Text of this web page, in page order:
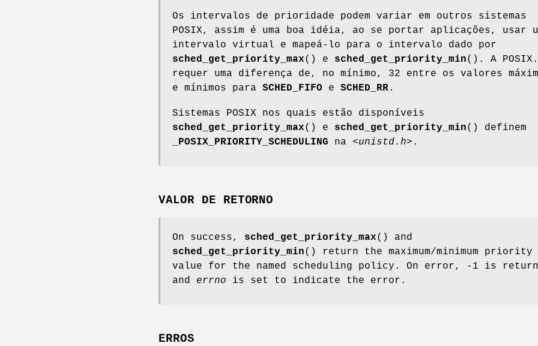
Os intervalos de prioridade podem variar em outros sistemas
POSIX, assim é uma boa idéia, ao se portar aplicações, usar
intervalo virtual e mapeá-lo para o intervalo dado por
sched_get_priority_max() e sched_get_priority_min(). A
requer uma diferença de, no mínimo, 32 entre os valores
e mínimos para SCHED_FIFO e SCHED_RR.
Sistemas POSIX nos quais estão disponíveis
sched_get_priority_max() e sched_get_priority_min() definem
_POSIX_PRIORITY_SCHEDULING na <unistd.h> .
VALOR DE RETORNO
On success, sched_get_priority_max() and
sched_get_priority_min() return the maximum/minimum priority
value for the named scheduling policy. On error, -1 is
and errno is set to indicate the error.
ERROS